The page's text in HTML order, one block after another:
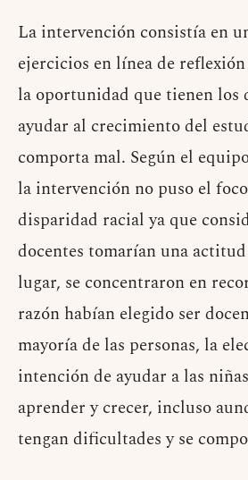
La intervención consistía en
ejercicios en línea de
la oportunidad que tienen los
ayudar al crecimiento del
comporta mal. Según el
la intervención no puso el
disparidad racial ya que
docentes tomarían una
lugar, se concentraron en
razón habían elegido ser
mayoría de las personas, la
intención de ayudar a las
aprender y crecer, incluso
tengan dificultades y se